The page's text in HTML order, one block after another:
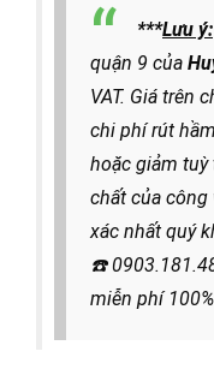
***Lưu ý:
quận 9 của
VAT. Giá trên
chi phí rút
hoặc giảm
chất của công
xác nhất quý
☎️
miễn phí